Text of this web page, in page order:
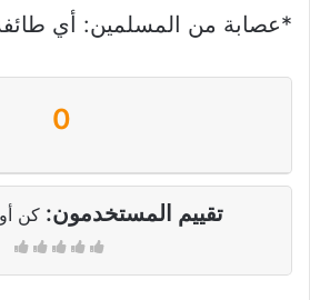
*عصابة من المسلمين: أي
0
تقييم المستخدمون: كن